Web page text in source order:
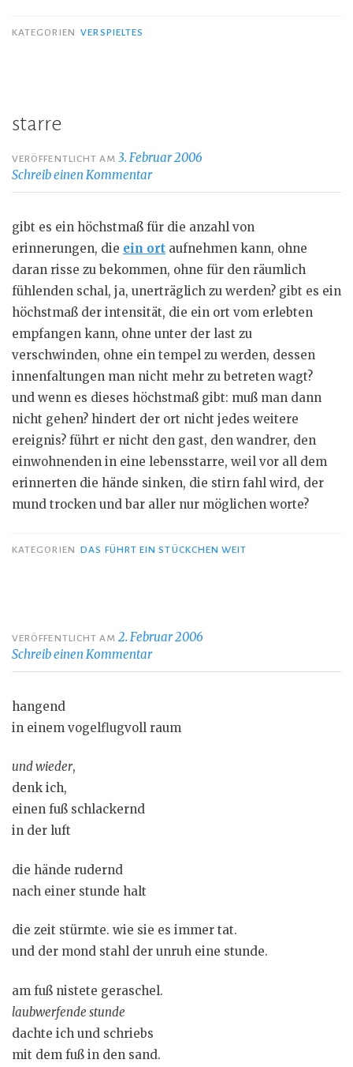
KATEGORIEN VERSPIELTES
starre
VERÖFFENTLICHT AM3. Februar 2006
Schreib einen Kommentar
gibt es ein höchstmaß für die anzahl von
erinnerungen, die ein ort aufnehmen kann, ohne
daran risse zu bekommen, ohne für den räumlich
fühlenden schal, ja, unerträglich zu werden? gibt es ein
höchstmaß der intensität, die ein ort vom erlebten
empfangen kann, ohne unter der last zu
verschwinden, ohne ein tempel zu werden, dessen
innenfaltungen man nicht mehr zu betreten wagt?
und wenn es dieses höchstmaß gibt: muß man dann
nicht gehen? hindert der ort nicht jedes weitere
ereignis? führt er nicht den gast, den wandrer, den
einwohnenden in eine lebensstarre, weil vor all dem
erinnerten die hände sinken, die stirn fahl wird, der
mund trocken und bar aller nur möglichen worte?
KATEGORIEN DAS FÜHRT EIN STÜCKCHEN WEIT
VERÖFFENTLICHT AM2. Februar 2006
Schreib einen Kommentar
hangend
in einem vogelflugvoll raum
und wieder,
denk ich,
einen fuß schlackernd
in der luft
die hände rudernd
nach einer stunde halt
die zeit stürmte. wie sie es immer tat.
und der mond stahl der unruh eine stunde.
am fuß nistete geraschel.
laubwerfende stunde
dachte ich und schriebs
mit dem fuß in den sand.